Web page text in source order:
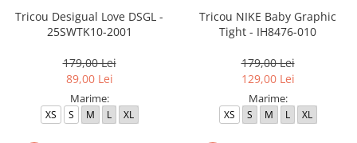
Tricou Desigual Love DSGL -
25SWTK10-2001
179,00 Lei
89,00 Lei
Marime:
XS S M L XL
Tricou NIKE Baby Graphic
Tight - IH8476-010
179,00 Lei
129,00 Lei
Marime:
XS S M L XL